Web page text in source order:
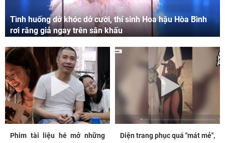
Tình huống dở khóc dở cười, thí sinh Hoa hậu Hòa Bình
rơi răng giả ngay trên sân khấu
Phim tài liệu hé mở những
Diện trang phục quá "mát mẻ",